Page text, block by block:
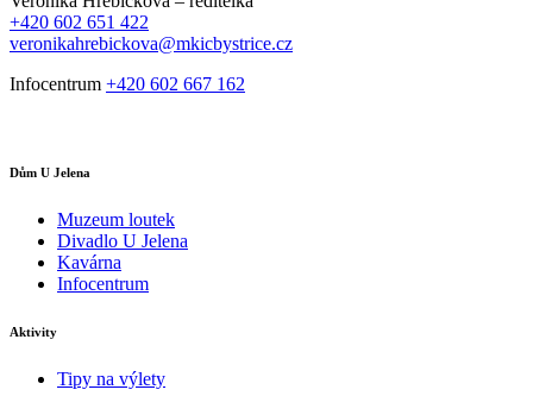
+420 602 651 422
veronikahrebickova@mkicbystrice.cz
Infocentrum +420 602 667 162
Dům U Jelena
Muzeum loutek
Divadlo U Jelena
Kavárna
Infocentrum
Aktivity
Tipy na výlety